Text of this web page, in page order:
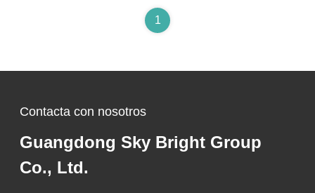
1
Contacta con nosotros
Guangdong Sky Bright Group
Co., Ltd.